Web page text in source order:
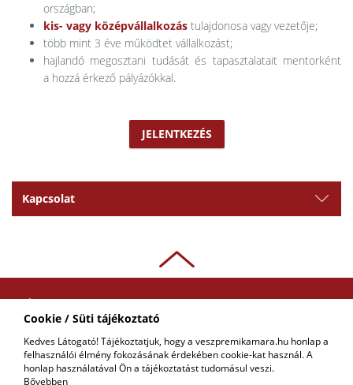
Cookie / Süti tájékoztató
Kedves Látogató! Tájékoztatjuk, hogy a veszpremikamara.hu honlap a
felhasználói élmény fokozásának érdekében cookie-kat használ. A
honlap használatával Ön a tájékoztatást tudomásul veszi.
Bővebben
országban;
kis- vagy középvállalkozás tulajdonosa vagy vezetője;
több mint 3 éve működtet vállalkozást;
hajlandó megosztani tudását és tapasztalatait mentorként
a hozzá érkező pályázókkal.
JELENTKEZÉS
Kapcsolat
COPYRIGHT © 2018 - 2026 VKIK. |
ALL RIGHTS RESERVED! DESIGNED &
POWERED BY
KAPCSOLAT